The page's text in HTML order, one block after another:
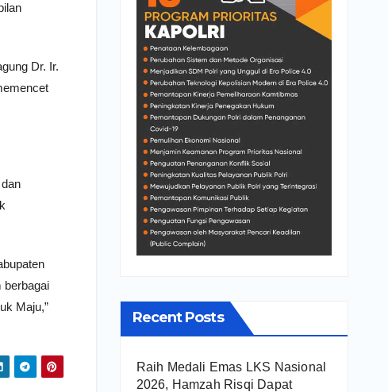
Dr. Ir.
berbagai
Maju,”
Recent Posts
Raih Medali Emas LKS Nasional
2026, Hamzah Risqi Dapat